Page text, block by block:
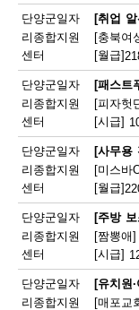
단양군일자
리종합지원
센터
[충북여성새로일하기지원본부] 직원채용
[월급] 218
단양군일자
리종합지원
센터
[피자헛단양점]피자헛 단양점 파트타임 직
[시급]
단양군일자
리종합지원
센터
[미스바OA] 사무기기 서비스
[월급] 220
단양군일자
리종합지원
센터
[짬뽕애] 주방보조 및 홀서빙 모집
[시급]
단양군일자
리종합지원
[매포교회어린이집] 어린이집 조리사(정규직
용
정
보
단
양
군
채
용
정
보